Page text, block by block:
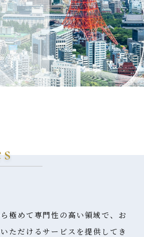
極めて専門性の高い領域で、お
ただけるサービスを提供してき